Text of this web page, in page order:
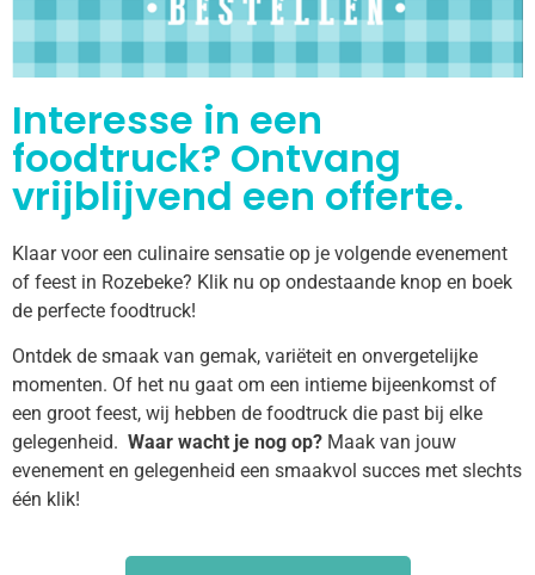
Interesse in een
foodtruck? Ontvang
vrijblijvend een offerte.
Klaar voor een culinaire sensatie op je volgende evenement
of feest in Rozebeke? Klik nu op ondestaande knop en boek
de perfecte foodtruck!
Ontdek de smaak van gemak, variëteit en onvergetelijke
momenten. Of het nu gaat om een intieme bijeenkomst of
een groot feest, wij hebben de foodtruck die past bij elke
gelegenheid. Waar wacht je nog op? Maak van jouw
evenement en gelegenheid een smaakvol succes met slechts
één klik!